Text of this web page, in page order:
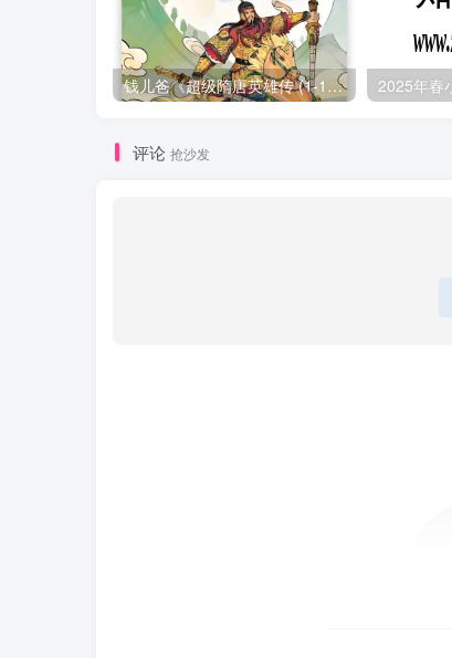
钱儿爸《超级隋唐英雄传 (1-10季) +超级隋唐英雄后传 (1-4季）
评论 抢沙发